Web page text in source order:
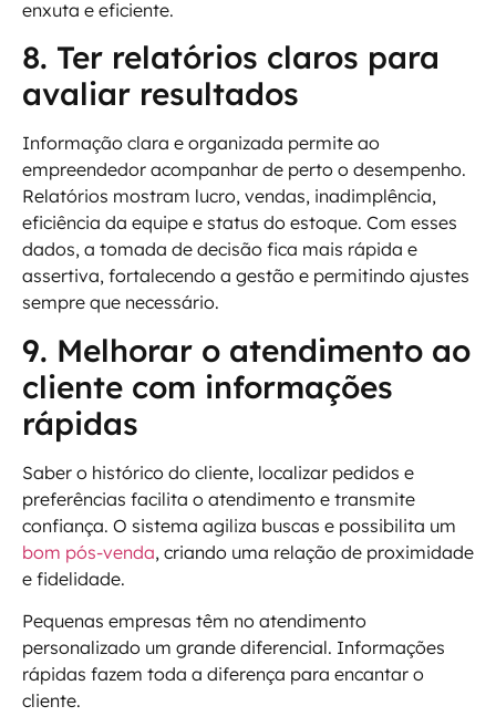
enxuta e eficiente.
8. Ter relatórios claros para
avaliar resultados
Informação clara e organizada permite ao
empreendedor acompanhar de perto o desempenho.
Relatórios mostram lucro, vendas, inadimplência,
eficiência da equipe e status do estoque. Com esses
dados, a tomada de decisão fica mais rápida e
assertiva, fortalecendo a gestão e permitindo ajustes
sempre que necessário.
9. Melhorar o atendimento ao
cliente com informações
rápidas
Saber o histórico do cliente, localizar pedidos e
preferências facilita o atendimento e transmite
confiança. O sistema agiliza buscas e possibilita um
bom pós-venda, criando uma relação de proximidade
e fidelidade.
Pequenas empresas têm no atendimento
personalizado um grande diferencial. Informações
rápidas fazem toda a diferença para encantar o
cliente.